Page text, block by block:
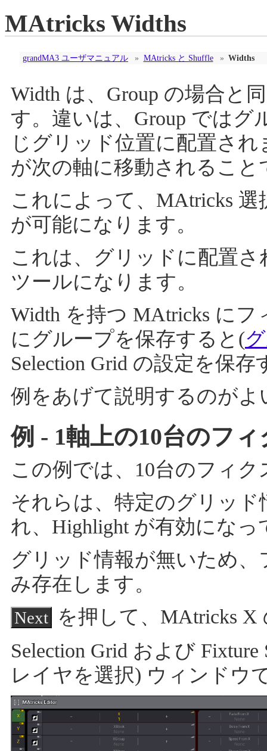
MAtricks Widths
grandMA3 ユーザマニュアル » MAtricks と Shuffle » Widths
Width は、Group の場合と
す。違いは、Group では
じグリッド位置に配置さ
が次の軸に移動されること
これによって、MAtricks
が可能になります。
これは、グリッドに配置
ツールになります。
Width を持つ MAtricks に
にグループを保存すると(
Selection Grid の設定を保
例をあげて説明するのがよ
例 - 1軸上の10台のフ
この例では、10台のフィ
それらは、特定のグリッ
れ、Highlight が有効になっ
グリッド情報が無いため
み存在します。
Next を押して、MAtricks
Selection Grid および Fixture
レイヤを選択) ウィンドウ